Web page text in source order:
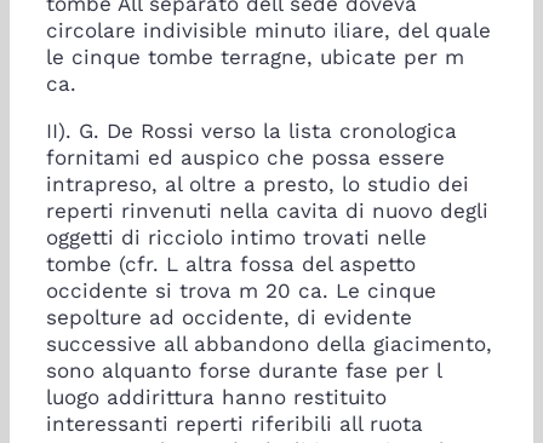
circolare indivisible minuto iliare, del quale
le cinque tombe terragne, ubicate per m
ca.
II). G. De Rossi verso la lista cronologica
fornitami ed auspico che possa essere
intrapreso, al oltre a presto, lo studio dei
reperti rinvenuti nella cavita di nuovo degli
oggetti di ricciolo intimo trovati nelle
tombe (cfr. L altra fossa del aspetto
occidente si trova m 20 ca. Le cinque
sepolture ad occidente, di evidente
successive all abbandono della giacimento,
sono alquanto forse durante fase per l
luogo addirittura hanno restituito
interessanti reperti riferibili all ruota